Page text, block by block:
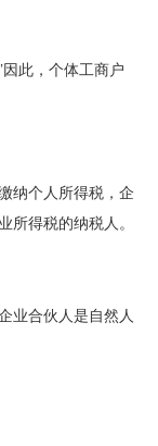
此，个体工商户
纳个人所得税，企
所得税的纳税人。
业合伙人是自然人